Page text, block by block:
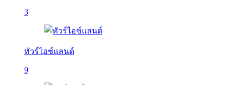
3
ทัวร์ไอซ์แลนด์
9